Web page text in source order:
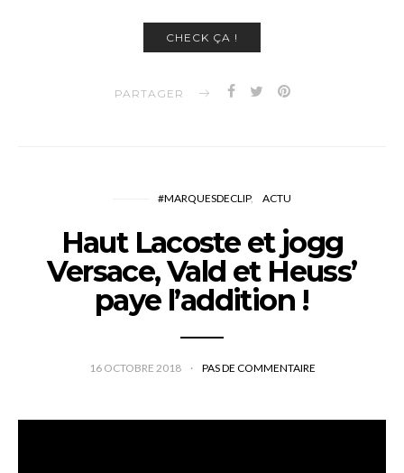
CHECK ÇA !
PARTAGER
#MARQUESDECLIP ACTU
Haut Lacoste et jogg
Versace, Vald et Heuss’
paye l’addition !
16 OCTOBRE 2018 PAS DE COMMENTAIRE